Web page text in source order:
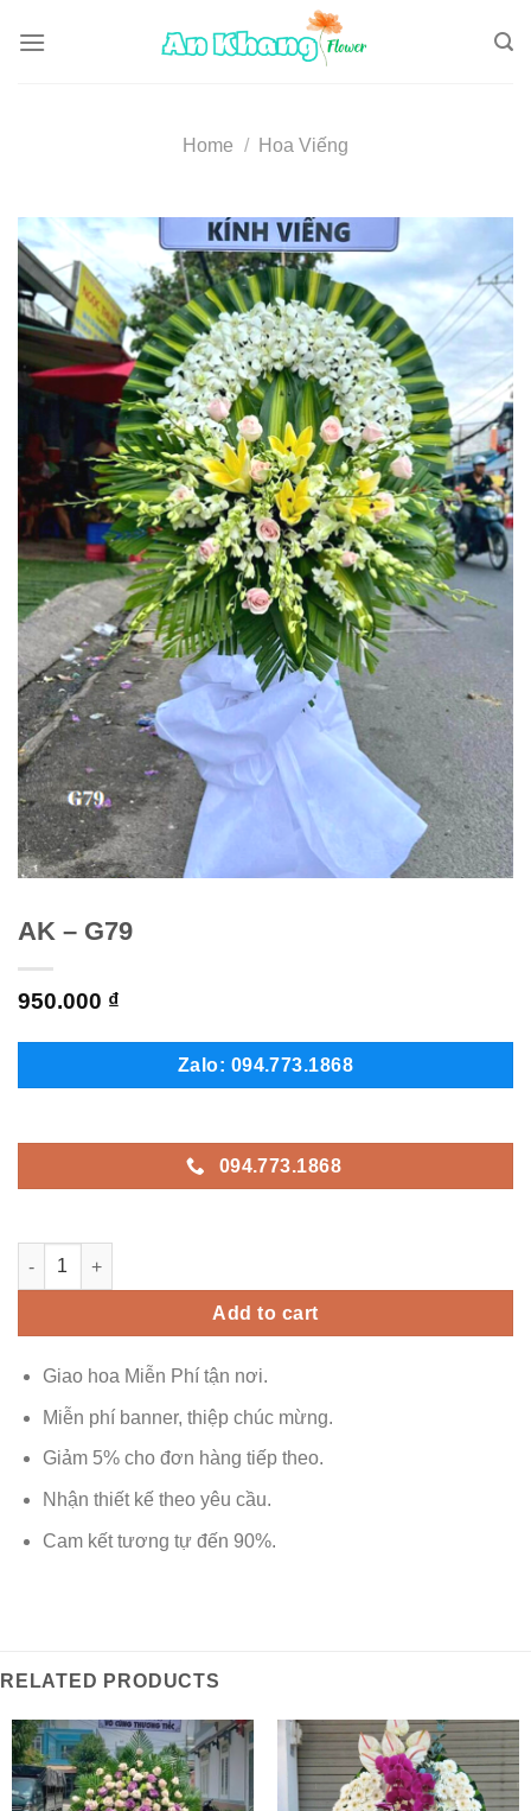
Home / Hoa Viếng
AK – G79
950.000 ₫
Zalo: 094.773.1868
094.773.1868
AK - G79 quantity
Add to cart
Giao hoa Miễn Phí tận nơi.
Miễn phí banner, thiệp chúc mừng.
Giảm 5% cho đơn hàng tiếp theo.
Nhận thiết kế theo yêu cầu.
Cam kết tương tự đến 90%.
RELATED PRODUCTS